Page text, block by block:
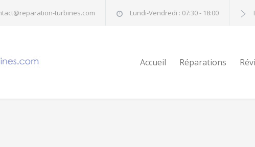
turbines.com Lundi-Vendredi : 07:30 - 18:00
Accueil Réparations